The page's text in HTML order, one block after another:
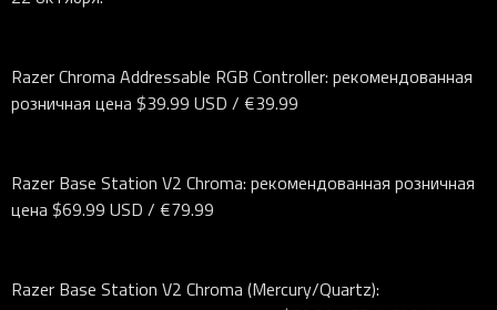
Razer Chroma Addressable RGB Controller: рекомендованная
розничная цена $39.99 USD / €39.99
Razer Base Station V2 Chroma: рекомендованная розничная
цена $69.99 USD / €79.99
Razer Base Station V2 Chroma (Mercury/Quartz):